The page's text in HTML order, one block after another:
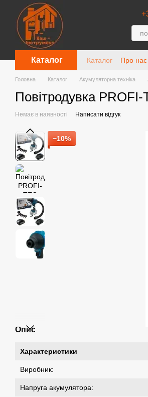
Перейти до основного контенту
Каталог Каталог Про нас
Головна Каталог Акумуляторна техніка
Повітродувка
Немає в наявності Написати відгук
−10%
Опис
Характеристики
Виробник:
Напруга акумулятора: